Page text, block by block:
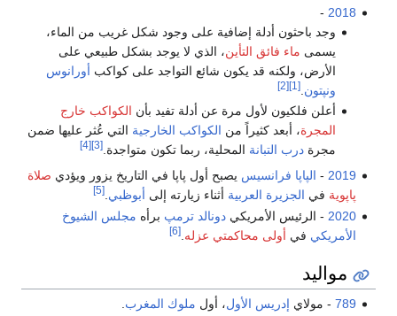
2018
-
وجد باحثون أدلة إضافية على وجود شكل غريب من الماء،
يسمى ماء فائق التأين، الذي لا يوجد بشكل طبيعي على
الأرض، ولكنه قد يكون شائع التواجد على كواكب أورانوس
ونپتون [1]
[2]
أعلن فلكيون لأول مرة عن أدلة تفيد بأن الكواكب خارج
المجرة، أبعد كثيراً من الكواكب الخارجية التي عُثر عليها ضمن
مجرة درب التبانة المحلية، ربما تكون متواجدة.[3]
[4]
2019
- الپاپا فرانسيس يصبح أول پاپا في التاريخ يزور ويؤدي صلاة
پاپوية في الجزيرة العربية أثناء زيارته إلى أبوظبي.
[5]
2020 - الرئيس الأمريكيدونالد ترمپ برأه مجلس الشيوخ
الأمريكي في أولى محاكمتي عزله .
[6]
مواليد
789 - مولاي إدريس الأول، أول ملوك المغرب